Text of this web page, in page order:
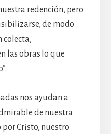
redención, pero
de modo
colecta,
las obras lo que
nos ayudan a
de nuestra
Cristo, nuestro